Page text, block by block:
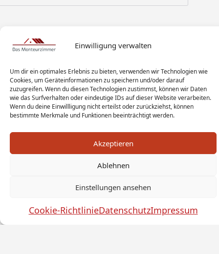
Einwilligung verwalten
Um dir ein optimales Erlebnis zu bieten, verwenden wir Technologien wie
Cookies, um Geräteinformationen zu speichern und/oder darauf
zuzugreifen. Wenn du diesen Technologien zustimmst, können wir Daten
wie das Surfverhalten oder eindeutige IDs auf dieser Website verarbeiten.
Wenn du deine Einwillligung nicht erteilst oder zurückziehst, können
bestimmte Merkmale und Funktionen beeinträchtigt werden.
Akzeptieren
Ablehnen
Einstellungen ansehen
Cookie-RichtlinieDatenschutzImpressum
Impressum
Haftungsausschluss AGB
Widerrufsbelehrung
Monteurwohnung Berlin News